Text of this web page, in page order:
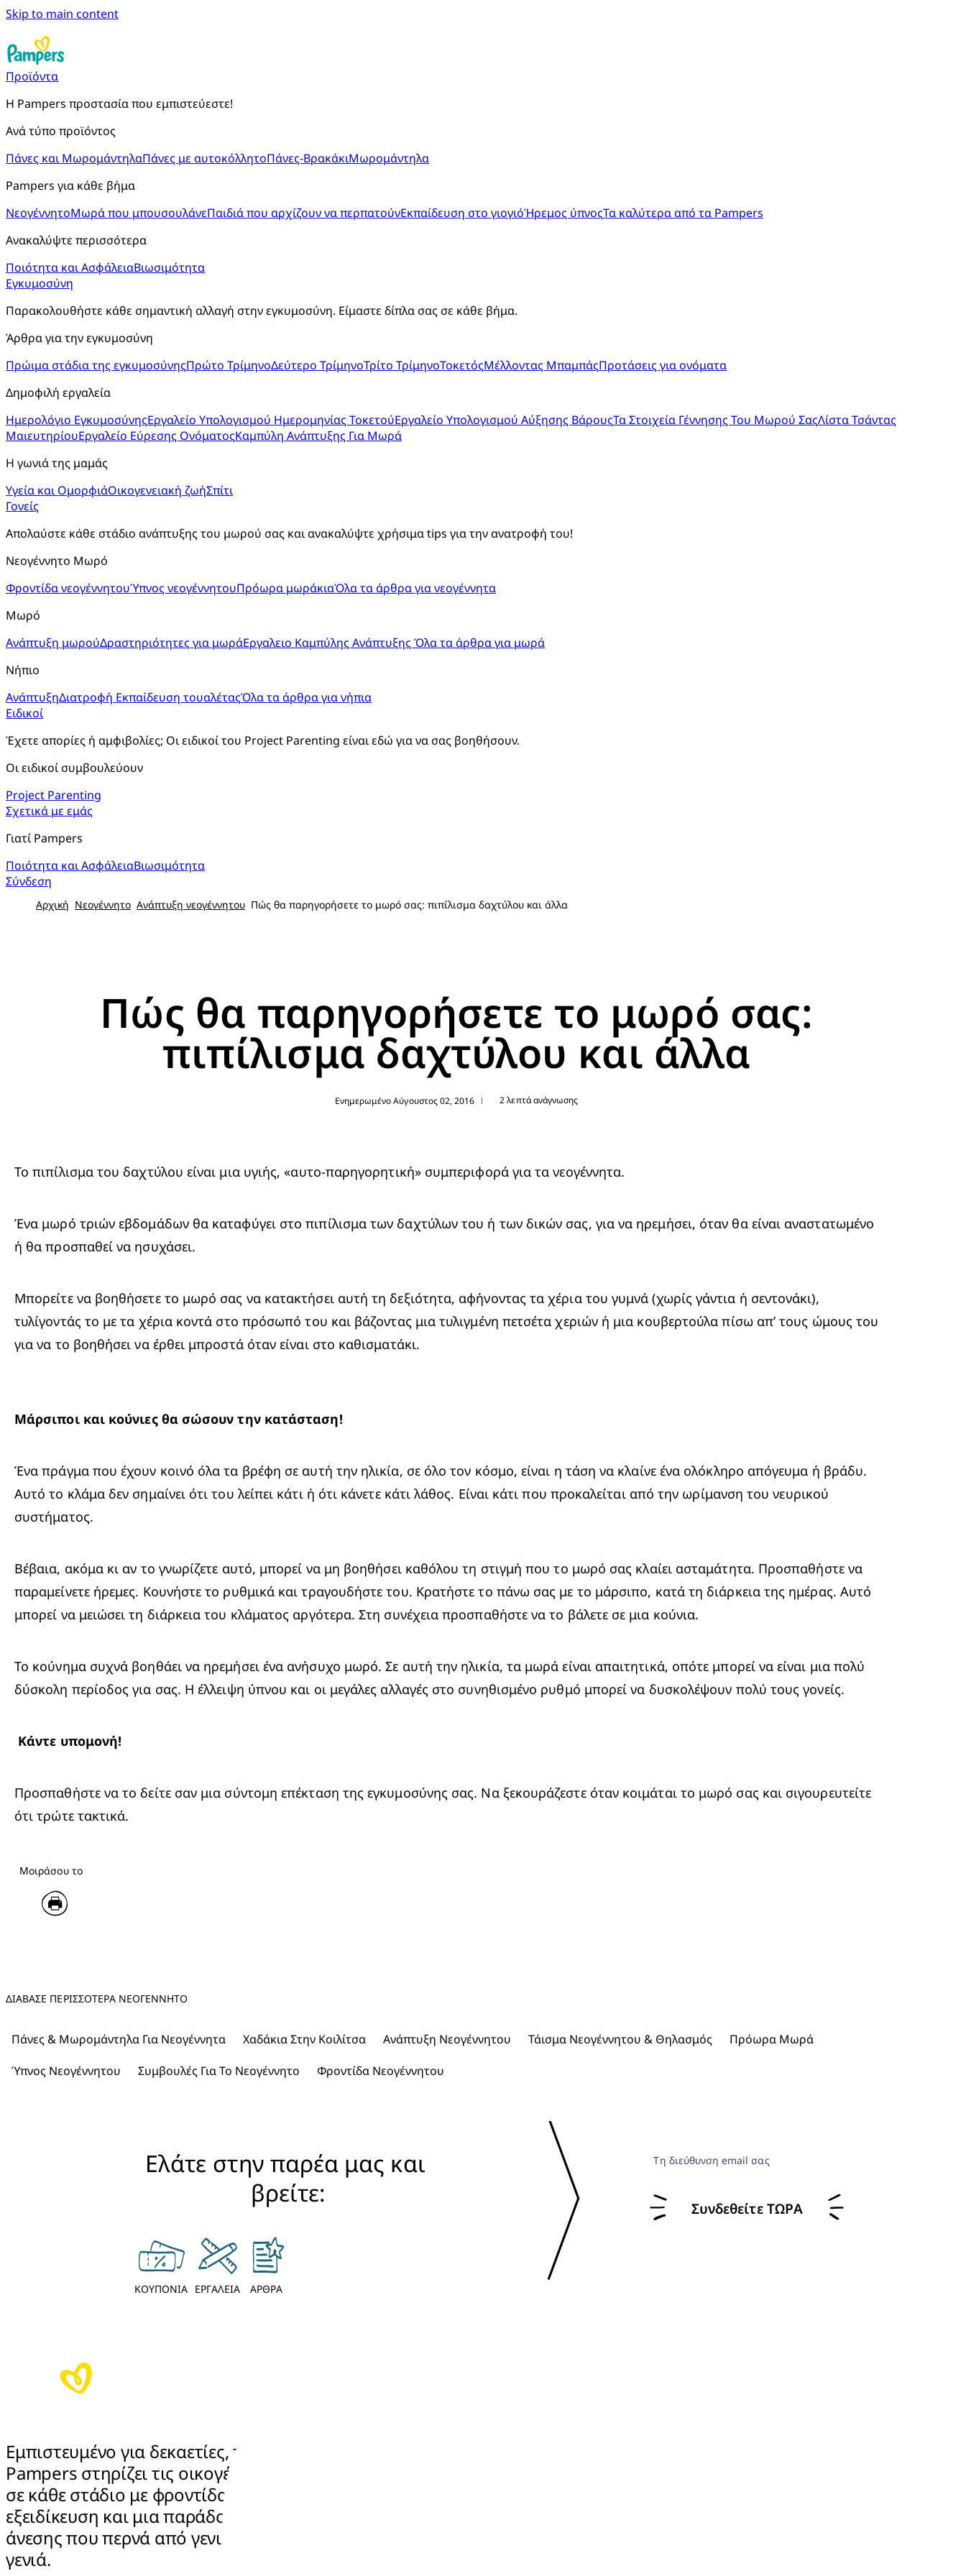
Skip to main content
Προϊόντα
Η Pampers προστασία που εμπιστεύεστε!
Ανά τύπο προϊόντος
Πάνες και ΜωρομάντηλαΠάνες με αυτοκόλλητοΠάνες-ΒρακάκιΜωρομάντηλα
Pampers για κάθε βήμα
ΝεογέννητοΜωρά που μπουσουλάνεΠαιδιά που αρχίζουν να περπατούνΕκπαίδευση στο γιογιόΉρεμος ύπνοςΤα καλύτερα από τα Pampers
Ανακαλύψτε περισσότερα
Ποιότητα και ΑσφάλειαΒιωσιμότητα
Εγκυμοσύνη
Παρακολουθήστε κάθε σημαντική αλλαγή στην εγκυμοσύνη. Είμαστε δίπλα σας σε κάθε βήμα.
Άρθρα για την εγκυμοσύνη
Πρώιμα στάδια της εγκυμοσύνηςΠρώτο ΤρίμηνοΔεύτερο ΤρίμηνοΤρίτο ΤρίμηνοΤοκετόςΜέλλοντας ΜπαμπάςΠροτάσεις για ονόματα
Δημοφιλή εργαλεία
Ημερολόγιο ΕγκυμοσύνηςΕργαλείο Υπολογισμού Ημερομηνίας ΤοκετούΕργαλείο Υπολογισμού Αύξησης ΒάρουςΤα Στοιχεία Γέννησης Του Μωρού ΣαςΛίστα Τσάντας
ΜαιευτηρίουΕργαλείο Εύρεσης ΟνόματοςΚαμπύλη Ανάπτυξης Για Μωρά
Η γωνιά της μαμάς
Υγεία και ΟμορφιάΟικογενειακή ζωήΣπίτι
Γονείς
Απολαύστε κάθε στάδιο ανάπτυξης του μωρού σας και ανακαλύψτε χρήσιμα tips για την ανατροφή του!
Νεογέννητο Μωρό
Φροντίδα νεογέννητουΎπνος νεογέννητουΠρόωρα μωράκιαΌλα τα άρθρα για νεογέννητα
Μωρό
Ανάπτυξη μωρούΔραστηριότητες για μωράΕργαλειο Καμπύλης Ανάπτυξης Όλα τα άρθρα για μωρά
Νήπιο
ΑνάπτυξηΔιατροφή Εκπαίδευση τουαλέταςΌλα τα άρθρα για νήπια
Ειδικοί
Έχετε απορίες ή αμφιβολίες; Οι ειδικοί του Project Parenting είναι εδώ για να σας βοηθήσουν.
Οι ειδικοί συμβουλεύουν
Project Parenting
Σχετικά με εμάς
Γιατί Pampers
Ποιότητα και ΑσφάλειαΒιωσιμότητα
Σύνδεση
Αρχική Νεογέννητο Ανάπτυξη νεογέννητου Πώς θα παρηγορήσετε το μωρό σας: πιπίλισμα δαχτύλου και άλλα
Πώς θα παρηγορήσετε το μωρό σας:
πιπίλισμα δαχτύλου και άλλα
Ενημερωμένο Αύγουστος 02, 2016 | 2 λεπτά ανάγνωσης
Το πιπίλισμα του δαχτύλου είναι μια υγιής, «αυτo-παρηγορητική» συμπεριφορά για τα νεογέννητα.
Ένα μωρό τριών εβδομάδων θα καταφύγει στο πιπίλισμα των δαχτύλων του ή των δικών σας, για να ηρεμήσει, όταν θα είναι αναστατωμένο
ή θα προσπαθεί να ησυχάσει.
Μπορείτε να βοηθήσετε το μωρό σας να κατακτήσει αυτή τη δεξιότητα, αφήνοντας τα χέρια του γυμνά (χωρίς γάντια ή σεντονάκι),
τυλίγοντάς το με τα χέρια κοντά στο πρόσωπό του και βάζοντας μια τυλιγμένη πετσέτα χεριών ή μια κουβερτούλα πίσω απ’ τους ώμους του
για να το βοηθήσει να έρθει μπροστά όταν είναι στο καθισματάκι.
Μάρσιποι και κούνιες θα σώσουν την κατάσταση!
Ένα πράγμα που έχουν κοινό όλα τα βρέφη σε αυτή την ηλικία, σε όλο τον κόσμο, είναι η τάση να κλαίνε ένα ολόκληρο απόγευμα ή βράδυ.
Αυτό το κλάμα δεν σημαίνει ότι του λείπει κάτι ή ότι κάνετε κάτι λάθος. Είναι κάτι που προκαλείται από την ωρίμανση του νευρικού
συστήματος.
Βέβαια, ακόμα κι αν το γνωρίζετε αυτό, μπορεί να μη βοηθήσει καθόλου τη στιγμή που το μωρό σας κλαίει ασταμάτητα. Προσπαθήστε να
παραμείνετε ήρεμες. Κουνήστε το ρυθμικά και τραγουδήστε του. Κρατήστε το πάνω σας με το μάρσιπο, κατά τη διάρκεια της ημέρας. Αυτό
μπορεί να μειώσει τη διάρκεια του κλάματος αργότερα. Στη συνέχεια προσπαθήστε να το βάλετε σε μια κούνια.
Το κούνημα συχνά βοηθάει να ηρεμήσει ένα ανήσυχο μωρό. Σε αυτή την ηλικία, τα μωρά είναι απαιτητικά, οπότε μπορεί να είναι μια πολύ
δύσκολη περίοδος για σας. Η έλλειψη ύπνου και οι μεγάλες αλλαγές στο συνηθισμένο ρυθμό μπορεί να δυσκολέψουν πολύ τους γονείς.
Κάντε υπομονή!
Προσπαθήστε να το δείτε σαν μια σύντομη επέκταση της εγκυμοσύνης σας. Να ξεκουράζεστε όταν κοιμάται το μωρό σας και σιγουρευτείτε
ότι τρώτε τακτικά.
Μοιράσου το
ΔΙΑΒΑΣΕ ΠΕΡΙΣΣΟΤΕΡΑ ΝΕΟΓΈΝΝΗΤΟ
Πάνες & Μωρομάντηλα Για Νεογέννητα Χαδάκια Στην Κοιλίτσα Ανάπτυξη Νεογέννητου Τάισμα Νεογέννητου & Θηλασμός
Πρόωρα Μωρά
Ύπνος Νεογέννητου
Συμβουλές Για Το Νεογέννητο Φροντίδα Νεογέννητου
Ελάτε στην παρέα μας και
βρείτε:
ΚΟΥΠΟΝΙΑ ΕΡΓΑΛΕΙΑ ΑΡΘΡΑ
Τη διεύθυνση email σας
Συνδεθείτε ΤΩΡΑ
Εμπιστευμένο για δεκαετίες, το
Pampers στηρίζει τις οικογένειες
σε κάθε στάδιο με φροντίδα,
εξειδίκευση και μια παράδοση
άνεσης που περνά από γενιά σε
γενιά.